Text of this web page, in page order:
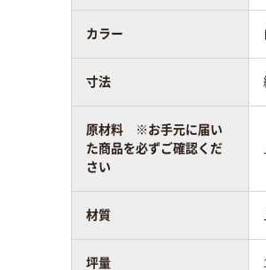
カラー
寸法
原材料 ※お手元に届い
た商品を必ずご確認くだ
さい
材質
坪量